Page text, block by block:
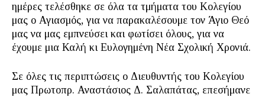
ημέρες τελέσθηκε σε όλα τα τμήματα του Κολεγίου
μας ο Αγιασμός, για να παρακαλέσουμε τον Άγιο Θεό
μας να μας εμπνεύσει και φωτίσει όλους, για να
έχουμε μια Καλή κι Ευλογημένη Νέα Σχολική Χρονιά.
Σε όλες τις περιπτώσεις ο Διευθυντής του Κολεγίου
μας Πρωτοπρ. Αναστάσιος Δ. Σαλαπάτας, επεσήμανε